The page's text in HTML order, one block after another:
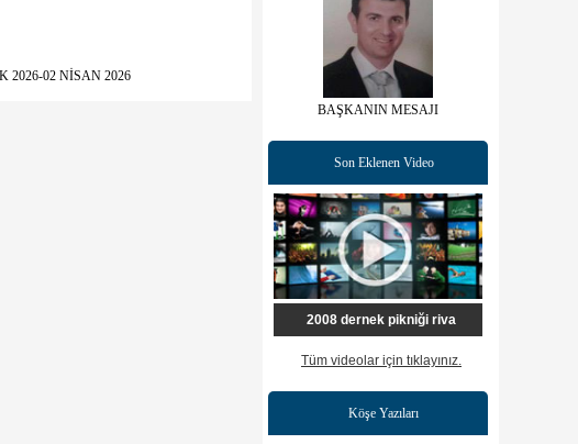
2026-02 NİSAN 2026
BAŞKANIN MESAJI
Son Eklenen Video
2008 dernek pikniği riva
Tüm videolar için tıklayınız.
Köşe Yazıları